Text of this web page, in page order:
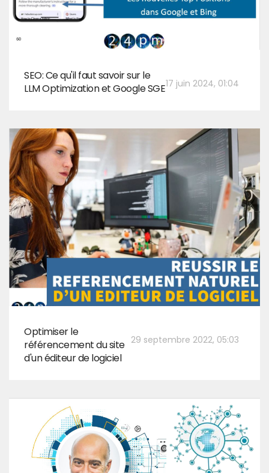
17 juin 2024, 01:04
SEO: Ce qu'il faut savoir sur le
LLM Optimization et Google SGE
29 septembre 2022, 05:03
Optimiser le
référencement du site
d'un éditeur de logiciel